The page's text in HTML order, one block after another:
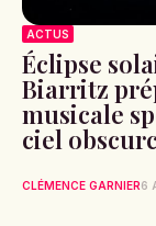
ACTUS
Éclipse
Biarritz
musicale
ciel
CLÉMENCE GARNIER6